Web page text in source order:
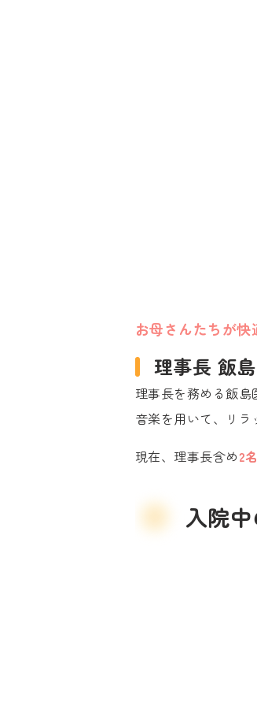
お母さんたちが快
理事長 飯
理事長を務める飯島
音楽を用いて、リラ
現在、理事長含め2
入院